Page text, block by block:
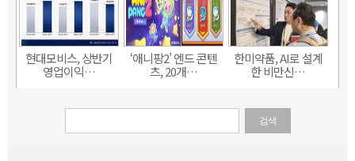
현대모비스, 상반기
영업이익…
‘애니팡2’ 엔드 콘텐
츠, 20개…
한미약품, AI로 설계
한 비만신…
검색